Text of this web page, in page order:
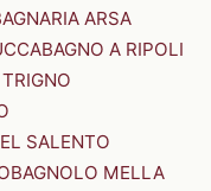
ARSA
BAGNO A RIPOLI
SALENTO
BAGNOLO MELLA